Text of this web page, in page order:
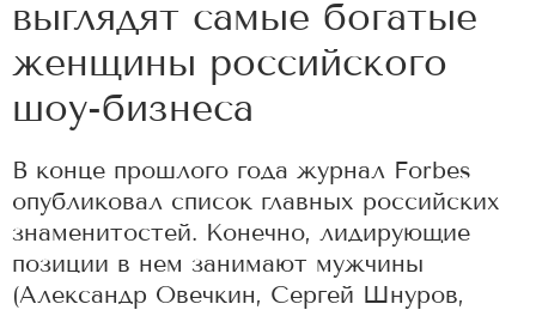
выглядят самые богатые
женщины российского
шоу-бизнеса
В конце прошлого года журнал Forbes
опубликовал список главных российских
знаменитостей. Конечно, лидирующие
позиции в нем занимают мужчины
(Александр Овечкин, Сергей Шнуров,